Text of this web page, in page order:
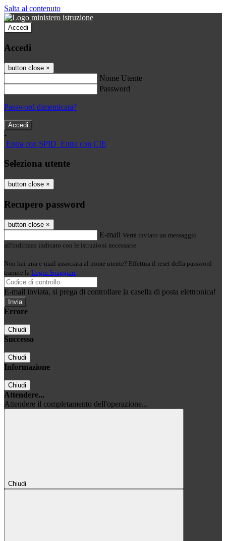
Salta al contenuto
Accedi
Accedi
button close ×
Nome Utente
Password
Password dimenticata?
-
Entra con SPID Entra con CIE
Seleziona utente
button close ×
Recupero password
button close ×
E-mail Verrà inviato un messaggio
all'indirizzo indicato con le istruzioni necessarie.
Non hai una e-mail associata al nome utente? Effettua il reset della password
tramite la Login Spaggiari
E-mail inviata, si prega di controllare la casella di posta elettronica!
Errore
Chiudi
Successo
Chiudi
Informazione
Chiudi
Attendere...
Attendere il completamento dell'operazione...
Chiudi